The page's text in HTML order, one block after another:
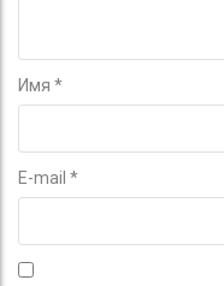
Имя *
E-mail *